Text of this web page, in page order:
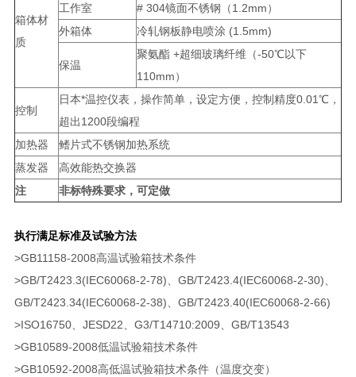
箱体材
质
工作室
# 304镜面不锈钢（1.2mm）
外箱体
冷轧钢板静电喷涂 (1.5mm)
保温
聚氨酯 +超细玻璃纤维（-50℃以下
110mm）
控制
日本*温控仪表，操作简单，设定方便，控制精度0.01℃，
超出1200段编程
加热器
鳍片式不锈钢加热系统
蒸发器
高效能热交换器
注
非标特殊要求，可定做
执行满足标准及试验方法
>GB11158-2008高温试验箱技术条件
>GB/T2423.3(IEC60068-2-78)、GB/T2423.4(IEC60068-2-30)、
GB/T2423.34(IEC60068-2-38)、GB/T2423.40(IEC60068-2-66)
>ISO16750、JESD22、G3/T14710:2009、GB/T13543
>GB10589-2008低温试验箱技术条件
>GB10592-2008高低温试验箱技术条件（温度交变）